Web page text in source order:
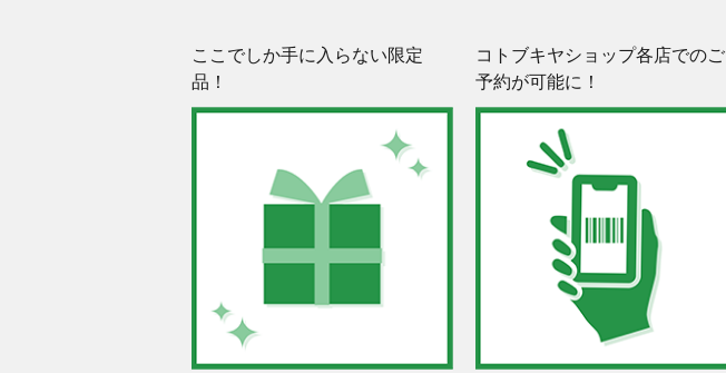
ここでしか手に入らない限定
品！
コトブキヤショップ各店でのご
予約が可能に！